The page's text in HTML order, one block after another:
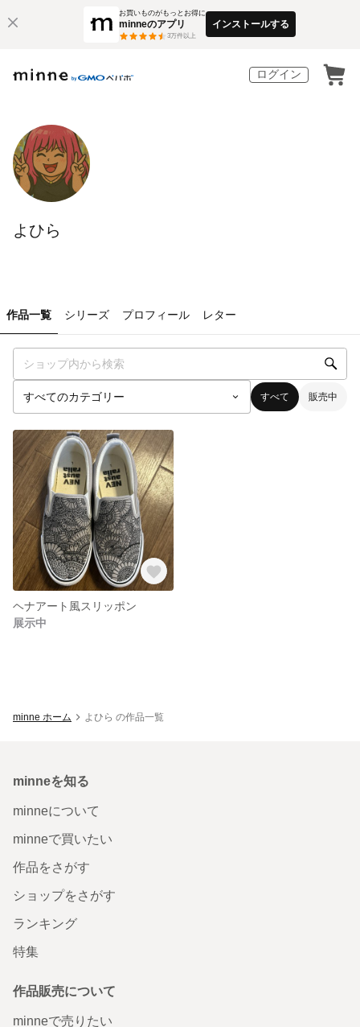
お買いものがもっとお得に
minneのアプリ
3万件以上
インストールする
ログイン
よひら
作品一覧 シリーズ プロフィール レター
すべて 販売中
ヘナアート風スリッポン
展示中
minne ホーム よひら の作品一覧
minneを知る
minneについて
minneで買いたい
作品をさがす
ショップをさがす
ランキング
特集
作品販売について
minneで売りたい